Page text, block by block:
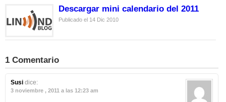
Descargar mini calendario del 2011
Publicado el 14 Dic 2010
1 Comentario
Susi dice:
3 noviembre , 2011 a las 12:23 am